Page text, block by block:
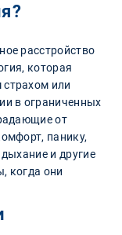
расстройство
которая
или
в ограниченных
от
панику,
и другие
когда они